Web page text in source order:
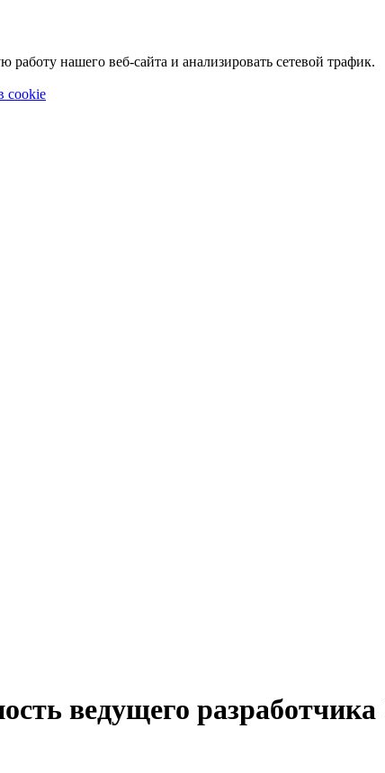
нашего веб-сайта и анализировать сетевой трафик.
cookie
ведущего